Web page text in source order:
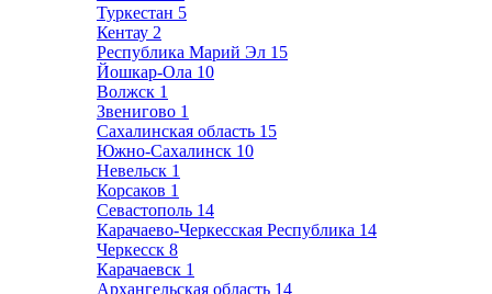
Туркестан 5
Кентау 2
Республика Марий Эл 15
Йошкар-Ола 10
Волжск 1
Звенигово 1
Сахалинская область 15
Южно-Сахалинск 10
Невельск 1
Корсаков 1
Севастополь 14
Карачаево-Черкесская Республика 14
Черкесск 8
Карачаевск 1
Архангельская область 14